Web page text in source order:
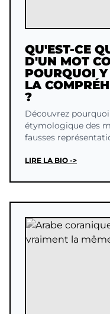
QU'EST-CE
D'UN MOT
POURQUOI
LA
?
Découvrez
étymologique des
fausses
LIRE LA BIO ->